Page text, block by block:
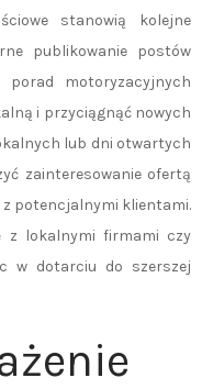
stanowią kolejne
publikowanie postów
porad motoryzacyjnych
i przyciągnąć nowych
lub dni otwartych
zainteresowanie ofertą
potencjalnymi klientami.
z lokalnymi firmami czy
w dotarciu do szerszej